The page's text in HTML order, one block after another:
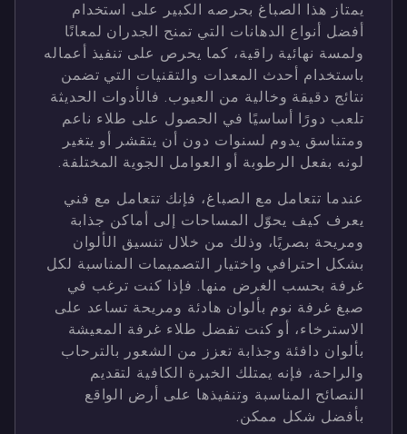
يمتاز هذا الصباغ بحرصه الكبير على استخدام
أفضل أنواع الدهانات التي تمنح الجدران لمعانًا
ولمسة نهائية راقية، كما يحرص على تنفيذ أعماله
باستخدام أحدث المعدات والتقنيات التي تضمن
نتائج دقيقة وخالية من العيوب. فالأدوات الحديثة
تلعب دورًا أساسيًا في الحصول على طلاء ناعم
ومتناسق يدوم لسنوات دون أن يتقشر أو يتغير
لونه بفعل الرطوبة أو العوامل الجوية المختلفة.
عندما تتعامل مع الصباغ، فإنك تتعامل مع فني
يعرف كيف يحوّل المساحات إلى أماكن جذابة
ومريحة بصريًا، وذلك من خلال تنسيق الألوان
بشكل احترافي واختيار التصميمات المناسبة لكل
غرفة بحسب الغرض منها. فإذا كنت ترغب في
صبغ غرفة نوم بألوان هادئة ومريحة تساعد على
الاسترخاء، أو كنت تفضل طلاء غرفة المعيشة
بألوان دافئة وجذابة تعزز من الشعور بالترحاب
والراحة، فإنه يمتلك الخبرة الكافية لتقديم
النصائح المناسبة وتنفيذها على أرض الواقع
بأفضل شكل ممكن.